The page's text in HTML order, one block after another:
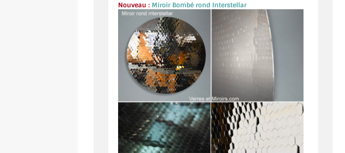
Nouveau : Miroir Bombé rond Interstellar